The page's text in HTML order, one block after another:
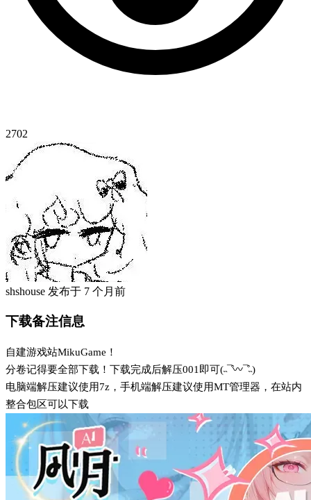
2702
shshouse 发布于 7 个月前
下载备注信息
自建游戏站MikuGame！
分卷记得要全部下载！下载完成后解压001即可(˵¯͒〰¯͒˵)
电脑端解压建议使用7z，手机端解压建议使用MT管理器，在站内
整合包区可以下载